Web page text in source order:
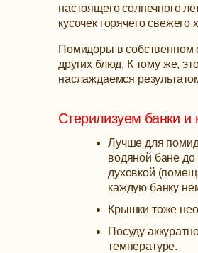
настоящего солнечного
кусочек горячего
Помидоры в собственном
других блюд. К тому же,
наслаждаемся
Стерилизуем банки и
Лучше для
водяной бане до
духовкой
каждую банку
Крышки тоже
Посуду
температуре.